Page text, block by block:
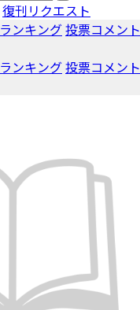
復刊リクエスト
ランキング投票コメント
ランキング投票コメント